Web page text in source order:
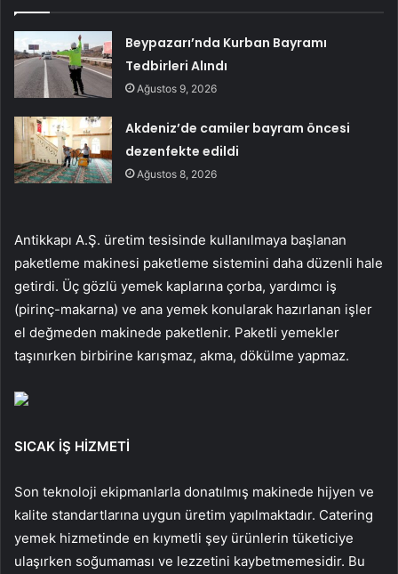
Beypazarı’nda Kurban Bayramı
Tedbirleri Alındı
Ağustos 9, 2026
Akdeniz’de camiler bayram öncesi
dezenfekte edildi
Ağustos 8, 2026
Antikkapı A.Ş. üretim tesisinde kullanılmaya başlanan
paketleme makinesi paketleme sistemini daha düzenli hale
getirdi. Üç gözlü yemek kaplarına çorba, yardımcı iş
(pirinç-makarna) ve ana yemek konularak hazırlanan işler
el değmeden makinede paketlenir. Paketli yemekler
taşınırken birbirine karışmaz, akma, dökülme yapmaz.
SICAK İŞ HİZMETİ
Son teknoloji ekipmanlarla donatılmış makinede hijyen ve
kalite standartlarına uygun üretim yapılmaktadır. Catering
yemek hizmetinde en kıymetli şey ürünlerin tüketiciye
ulaşırken soğumaması ve lezzetini kaybetmemesidir. Bu